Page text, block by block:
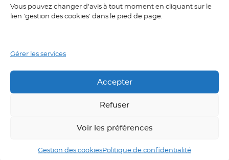
Vous pouvez changer d'avis à tout moment en cliquant sur le
lien 'gestion des cookies' dans le pied de page.
Gérer les services
Accepter
Refuser
Voir les préférences
Gestion des cookiesPolitique de confidentialité
Nom*
E-mail
Saisissez votre réponse en chiffres